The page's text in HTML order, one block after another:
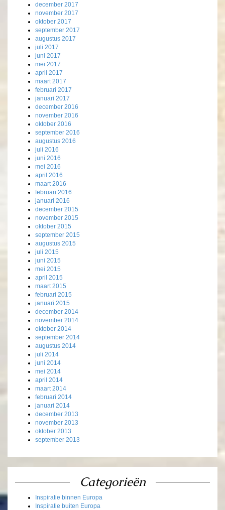
december 2017
november 2017
oktober 2017
september 2017
augustus 2017
juli 2017
juni 2017
mei 2017
april 2017
maart 2017
februari 2017
januari 2017
december 2016
november 2016
oktober 2016
september 2016
augustus 2016
juli 2016
juni 2016
mei 2016
april 2016
maart 2016
februari 2016
januari 2016
december 2015
november 2015
oktober 2015
september 2015
augustus 2015
juli 2015
juni 2015
mei 2015
april 2015
maart 2015
februari 2015
januari 2015
december 2014
november 2014
oktober 2014
september 2014
augustus 2014
juli 2014
juni 2014
mei 2014
april 2014
maart 2014
februari 2014
januari 2014
december 2013
november 2013
oktober 2013
september 2013
Categorieën
Inspiratie binnen Europa
Inspiratie buiten Europa